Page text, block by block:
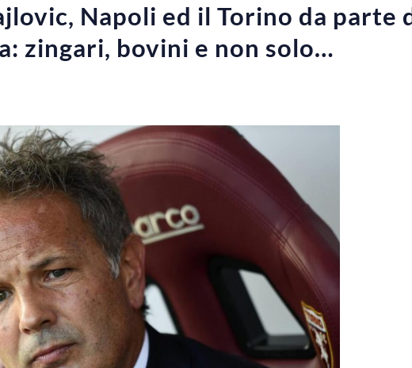
Napoli ed il Torino da parte
zingari, bovini e non solo…